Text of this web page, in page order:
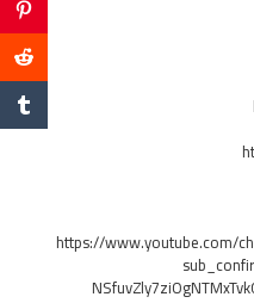
https://www.youtube.com/